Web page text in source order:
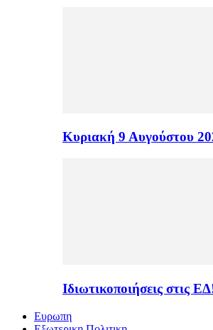
Κυριακή 9 Αυγούστου
Ιδιωτικοποιήσεις στις
Ευρωπη